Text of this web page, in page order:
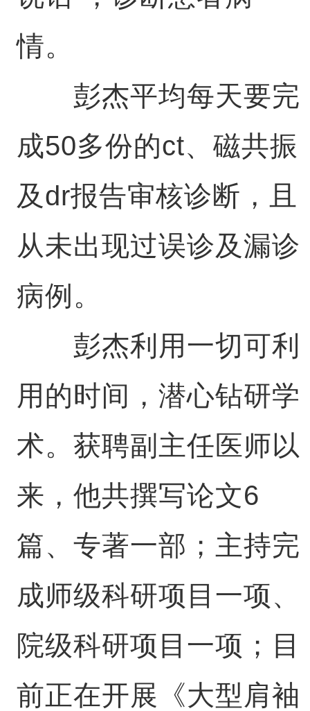
情。
彭杰平均每天要完
成50多份的ct、磁共振
及dr报告审核诊断，且
从未出现过误诊及漏诊
病例。
彭杰利用一切可利
用的时间，潜心钻研学
术。获聘副主任医师以
来，他共撰写论文6
篇、专著一部；主持完
成师级科研项目一项、
院级科研项目一项；目
前正在开展《大型肩袖